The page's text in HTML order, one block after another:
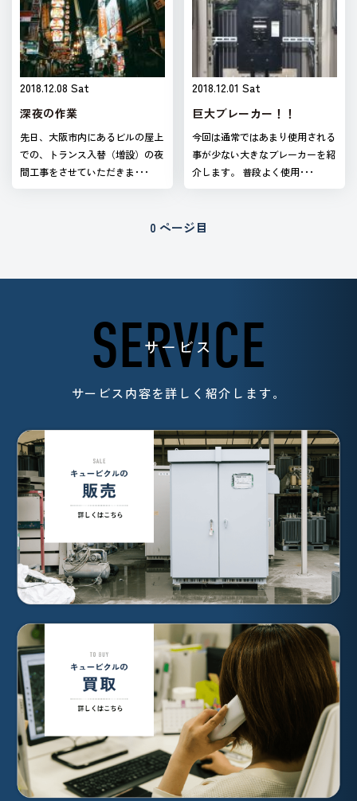
2018.12.08 Sat
深夜の作業
先日、大阪市内にあるビルの屋上
での、トランス入替（増設）の夜
間工事をさせていただきま･･･
2018.12.01 Sat
巨大ブレーカー！！
今回は通常ではあまり使用される
事が少ない大きなブレーカーを紹
介します。 普段よく使用･･･
0 ページ目
SERVICE
サービス
サービス内容を詳しく紹介します。